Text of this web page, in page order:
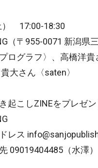
） 17:00-18:30
（〒955-0071 新潟県
ログラフ〉、高橋洋
大さん〈saten〉
こしZINEをプレゼン
レス
（水澤）